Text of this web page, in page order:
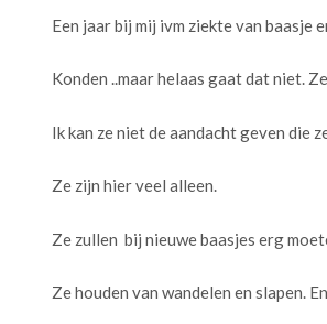
Een jaar bij mij ivm ziekte van baasje
Konden ..maar helaas gaat dat niet.
Ik kan ze niet de aandacht geven die
Ze zijn hier veel alleen.
Ze zullen bij nieuwe baasjes erg
Ze houden van wandelen en slapen.